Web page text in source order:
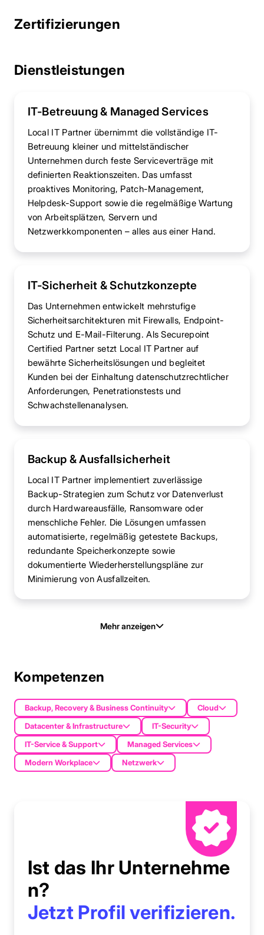
Zertifizierungen
Dienstleistungen
IT-Betreuung & Managed Services
Local IT Partner übernimmt die vollständige IT-
Betreuung kleiner und mittelständischer
Unternehmen durch feste Serviceverträge mit
definierten Reaktionszeiten. Das umfasst
proaktives Monitoring, Patch-Management,
Helpdesk-Support sowie die regelmäßige Wartung
von Arbeitsplätzen, Servern und
Netzwerkkomponenten – alles aus einer Hand.
IT-Sicherheit & Schutzkonzepte
Das Unternehmen entwickelt mehrstufige
Sicherheitsarchitekturen mit Firewalls, Endpoint-
Schutz und E-Mail-Filterung. Als Securepoint
Certified Partner setzt Local IT Partner auf
bewährte Sicherheitslösungen und begleitet
Kunden bei der Einhaltung datenschutzrechtlicher
Anforderungen, Penetrationstests und
Schwachstellenanalysen.
Backup & Ausfallsicherheit
Local IT Partner implementiert zuverlässige
Backup-Strategien zum Schutz vor Datenverlust
durch Hardwareausfälle, Ransomware oder
menschliche Fehler. Die Lösungen umfassen
automatisierte, regelmäßig getestete Backups,
redundante Speicherkonzepte sowie
dokumentierte Wiederherstellungspläne zur
Minimierung von Ausfallzeiten.
Mehr anzeigen
Kompetenzen
Backup, Recovery & Business Continuity
Cloud
Datacenter & Infrastructure
IT-Security
IT-Service & Support
Managed Services
Modern Workplace
Netzwerk
Ist das Ihr Unternehme
n?
Jetzt Profil verifizieren.